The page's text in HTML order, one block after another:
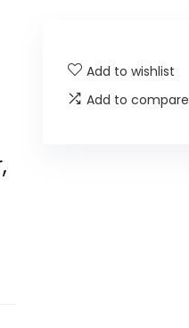
Add to wishlist
Add to compare